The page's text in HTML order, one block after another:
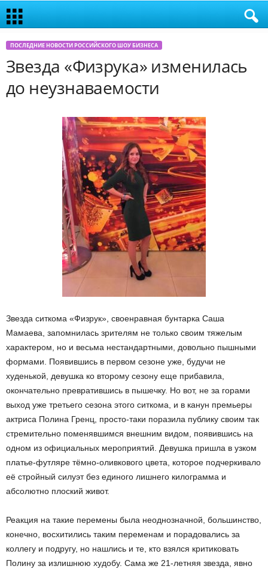
ПОСЛЕДНИЕ НОВОСТИ РОССИЙСКОГО ШОУ БИЗНЕСА
Звезда «Физрука» изменилась
до неузнаваемости
Звезда ситкома «Физрук», своенравная бунтарка Саша
Мамаева, запомнилась зрителям не только своим тяжелым
характером, но и весьма нестандартными, довольно пышными
формами. Появившись в первом сезоне уже, будучи не
худенькой, девушка ко второму сезону еще прибавила,
окончательно превратившись в пышечку. Но вот, не за горами
выход уже третьего сезона этого ситкома, и в канун премьеры
актриса Полина Гренц, просто-таки поразила публику своим так
стремительно поменявшимся внешним видом, появившись на
одном из официальных мероприятий. Девушка пришла в узком
платье-футляре тёмно-оливкового цвета, которое подчеркивало
её стройный силуэт без единого лишнего килограмма и
абсолютно плоский живот.
Реакция на такие перемены была неоднозначной, большинство,
конечно, восхитились таким переменам и порадовались за
коллегу и подругу, но нашлись и те, кто взялся критиковать
Полину за излишнюю худобу. Сама же 21-летняя звезда, явно